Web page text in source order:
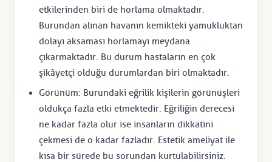
etkilerinden biri de horlama olmaktadır.
Burundan alınan havanın kemikteki yamukluktan
dolayı aksaması horlamayı meydana
çıkarmaktadır. Bu durum hastaların en çok
şikâyetçi olduğu durumlardan biri olmaktadır.
Görünüm: Burundaki eğrilik kişilerin görünüşleri
oldukça fazla etki etmektedir. Eğriliğin derecesi
ne kadar fazla olur ise insanların dikkatini
çekmesi de o kadar fazladır. Estetik ameliyat ile
kısa bir sürede bu sorundan kurtulabilirsiniz.